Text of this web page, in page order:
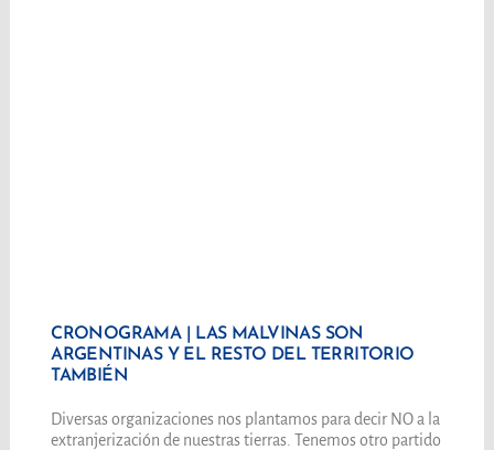
CRONOGRAMA | LAS MALVINAS SON
ARGENTINAS Y EL RESTO DEL TERRITORIO
TAMBIÉN
Diversas organizaciones nos plantamos para decir NO a la
extranjerización de nuestras tierras. Tenemos otro partido